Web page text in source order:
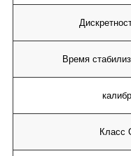
Время
Класс